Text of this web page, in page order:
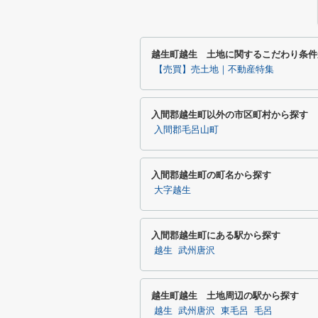
越生町越生 土地に関するこだわり条
【売買】売土地｜不動産特集
入間郡越生町以外の市区町村から探す
入間郡毛呂山町
入間郡越生町の町名から探す
大字越生
入間郡越生町にある駅から探す
越生 武州唐沢
越生町越生 土地周辺の駅から探す
越生 武州唐沢 東毛呂 毛呂